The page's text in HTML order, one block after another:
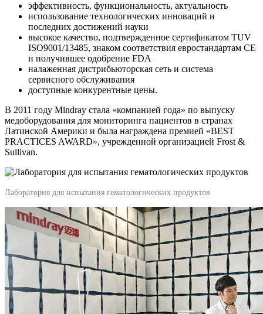
эффективность, функциональность, актуальность
использование технологических инноваций и
последних достижений науки
высокое качество, подтвержденное сертификатом TUV
ISO9001/13485, знаком соответствия евростандартам CE
и получившее одобрение FDA
налаженная дистрибьюторская сеть и система
сервисного обслуживания
доступные конкурентные цены.
В 2011 году Mindray стала «компанией года» по выпуску
медоборудования для мониторинга пациентов в странах
Латинской Америки и была награждена премией «BEST
PRACTICES AWARD», учрежденной организацией Frost &
Sullivan.
Лаборатория для испытания гематологических продуктов